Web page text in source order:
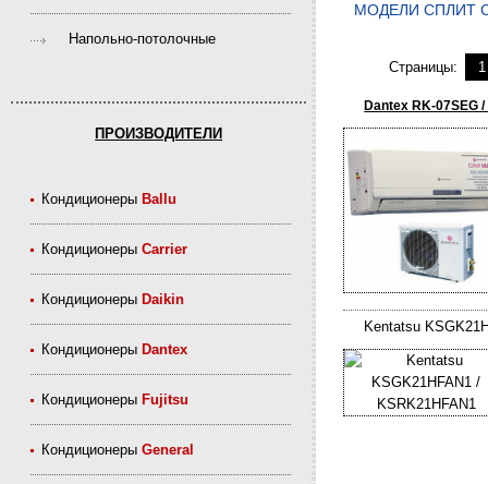
Напольно-потолочные
ПРОИЗВОДИТЕЛИ
Кондиционеры Ballu
КондиционерыCarrier
Кондиционеры Daikin
Кондиционеры Dantex
Кондиционеры Fujitsu
КондиционерыGeneral
МОДЕЛИ CПЛИТ
Страницы: 1
Dantex RK-07SEG
Kentatsu